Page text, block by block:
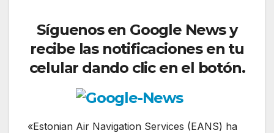
Síguenos en Google News y
recibe las notificaciones en tu
celular dando clic en el botón.
«Estonian Air Navigation Services (EANS) ha